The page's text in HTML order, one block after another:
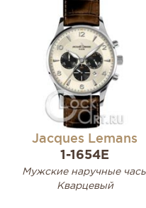
Jacques Lemans
1-1654E
Мужские наручные
Кварцевый